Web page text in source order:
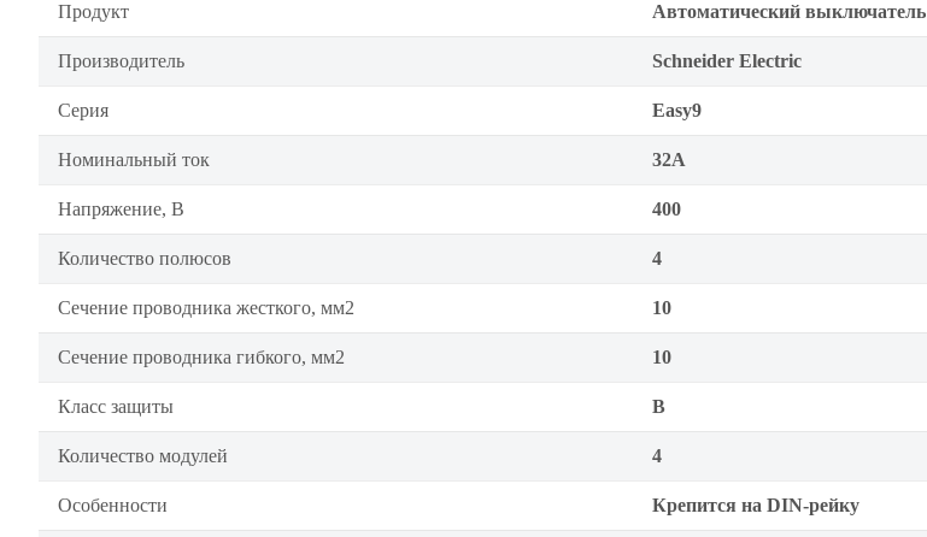
Продукт Автоматический выключатель
Производитель Schneider Electric
Серия Easy9
Номинальный ток 32А
Напряжение, В 400
Количество полюсов 4
Сечение проводника жесткого, мм2 10
Сечение проводника гибкого, мм2 10
Класс защиты B
Количество модулей 4
Особенности Крепится на DIN-рейку